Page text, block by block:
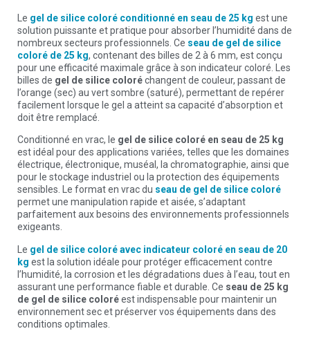
Le gel de silice coloré conditionné en seau de 25 kg est une
solution puissante et pratique pour absorber l’humidité dans de
nombreux secteurs professionnels. Ce seau de gel de silice
coloré de 25 kg, contenant des billes de 2 à 6 mm, est conçu
pour une efficacité maximale grâce à son indicateur coloré. Les
billes de gel de silice coloréchangent de couleur, passant de
l’orange (sec) au vert sombre (saturé), permettant de repérer
facilement lorsque le gel a atteint sa capacité d’absorption et
doit être remplacé.
Conditionné en vrac, le gel de silice coloré en seau de 25 kg
est idéal pour des applications variées, telles que les domaines
électrique, électronique, muséal, la chromatographie, ainsi que
pour le stockage industriel ou la protection des équipements
sensibles. Le format en vrac du seau de gel de silice coloré
permet une manipulation rapide et aisée, s’adaptant
parfaitement aux besoins des environnements professionnels
exigeants.
Le gel de silice coloré avec indicateur coloré en seau de 20
kg est la solution idéale pour protéger efficacement contre
l’humidité, la corrosion et les dégradations dues à l’eau, tout en
assurant une performance fiable et durable. Ce seau de 25 kg
de gel de silice coloréest indispensable pour maintenir un
environnement sec et préserver vos équipements dans des
conditions optimales.